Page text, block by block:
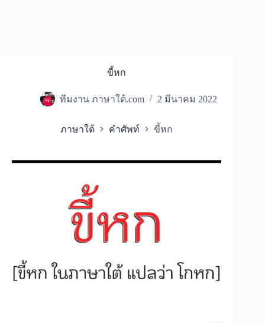
ขี้หก
ทีมงาน ภาษาใต้.com 2 มีนาคม 2022
ภาษาใต้ คำศัพท์ ขี้หก